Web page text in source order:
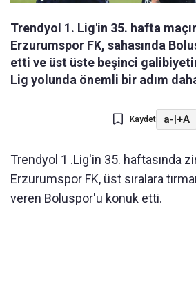
Trendyol 1. Lig'in 35. hafta
Erzurumspor FK, sahasında
etti ve üst üste beşinci
Lig yolunda önemli bir adım
Kaydet a-|+A
Trendyol 1 .Lig'in 35. haftasında
Erzurumspor FK, üst sıralara
veren Boluspor'u konuk etti.